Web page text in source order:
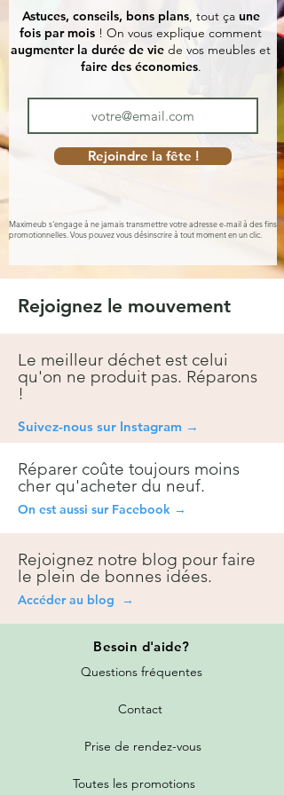
Astuces, conseils, bons plans, tout ça une
fois par mois ! On vous explique comment
augmenter la durée de vie de vos meubles et
faire des économies.
Rejoindre la fête !
Maximeub s'engage à ne jamais transmettre votre adresse e-mail à des fins
promotionnelles. Vous pouvez vous désinscrire à tout moment en un clic.
Rejoignez le mouvement
Le meilleur déchet est celui
qu'on ne produit pas. Réparons
!
Suivez-nous sur Instagram →
Réparer coûte toujours moins
cher qu'acheter du neuf.
On est aussi sur Facebook →
Rejoignez notre blog pour faire
le plein de bonnes idées.
Accéder au blog →
Besoin d'aide?
Questions fréquentes
Contact
Prise de rendez-vous
Toutes les promotions